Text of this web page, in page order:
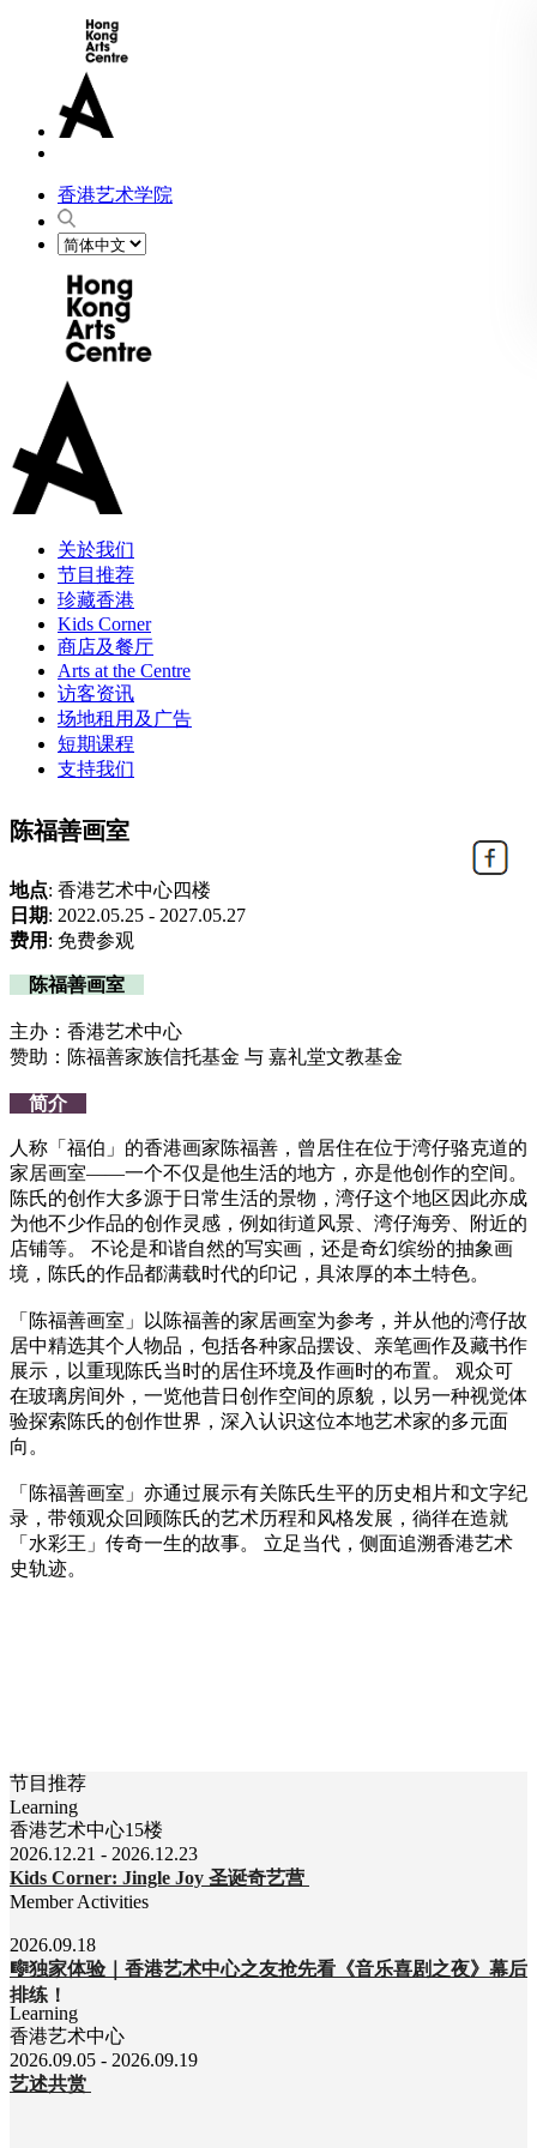
香港艺术学院
关於我们
节目推荐
珍藏香港
Kids Corner
商店及餐厅
Arts at the Centre
访客资讯
场地租用及广告
短期课程
支持我们
陈福善画室
地点: 香港艺术中心四楼
日期: 2022.05.25 - 2027.05.27
费用 : 免费参观
陈福善画室
主办：香港艺术中心
赞助：陈福善家族信托基金 与 嘉礼堂文教基金
简介
人称「福伯」的香港画家陈福善，曾居住在位于湾仔骆克道的
家居画室——一个不仅是他生活的地方，亦是他创作的空间。
陈氏的创作大多源于日常生活的景物，湾仔这个地区因此亦成
为他不少作品的创作灵感，例如街道风景、湾仔海旁、附近的
店铺等。 不论是和谐自然的写实画，还是奇幻缤纷的抽象画
境，陈氏的作品都满载时代的印记，具浓厚的本土特色。
「陈福善画室」以陈福善的家居画室为参考，并从他的湾仔故
居中精选其个人物品，包括各种家品摆设、亲笔画作及藏书作
展示，以重现陈氏当时的居住环境及作画时的布置。 观众可
在玻璃房间外，一览他昔日创作空间的原貌，以另一种视觉体
验探索陈氏的创作世界，深入认识这位本地艺术家的多元面
向。
「陈福善画室」亦通过展示有关陈氏生平的历史相片和文字纪
录，带领观众回顾陈氏的艺术历程和风格发展，徜徉在造就
「水彩王」传奇一生的故事。 立足当代，侧面追溯香港艺术
史轨迹。
节目推荐
Learning
香港艺术中心15楼
2026.12.21 - 2026.12.23
Kids Corner: Jingle Joy 圣诞奇艺营
Member Activities
2026.09.18
🎼独家体验｜香港艺术中心之友抢先看《音乐喜剧之夜》幕后
排练！
Learning
香港艺术中心
2026.09.05 - 2026.09.19
艺述共赏